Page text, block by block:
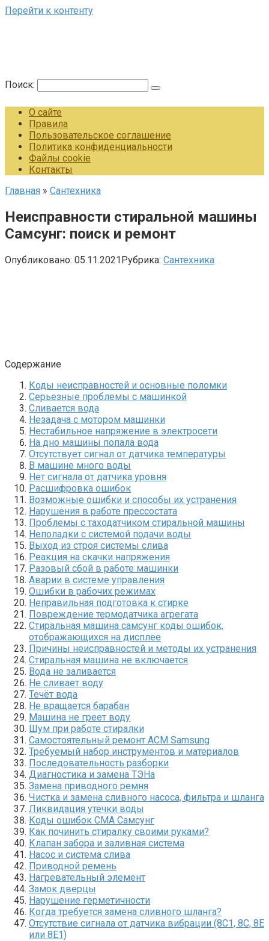
Перейти к контенту
Поиск:
О сайте
Правила
Пользовательское соглашение
Политика конфиденциальности
Файлы cookie
Контакты
Главная » Сантехника
Неисправности стиральной машины
Самсунг: поиск и ремонт
Опубликовано: 05.11.2021Рубрика: Сантехника
Содержание
Коды неисправностей и основные поломки
Серьезные проблемы с машинкой
Сливается вода
Незадача с мотором машинки
Нестабильное напряжение в электросети
На дно машины попала вода
Отсутствует сигнал от датчика температуры
В машине много воды
Нет сигнала от датчика уровня
Расшифровка ошибок
Возможные ошибки и способы их устранения
Нарушения в работе прессостата
Проблемы с таходатчиком стиральной машины
Неполадки с системой подачи воды
Выход из строя системы слива
Реакция на скачки напряжения
Разовый сбой в работе машинки
Аварии в системе управления
Ошибки в рабочих режимах
Неправильная подготовка к стирке
Повреждение термодатчика агрегата
Стиральная машина самсунг коды ошибок,
отображающихся на дисплее
Причины неисправностей и методы их устранения
Стиральная машина не включается
Вода не заливается
Не сливает воду
Течёт вода
Не вращается барабан
Машина не греет воду
Шум при работе стиралки
Самостоятельный ремонт АСМ Samsung
Требуемый набор инструментов и материалов
Последовательность разборки
Диагностика и замена ТЭНа
Замена приводного ремня
Чистка и замена сливного насоса, фильтра и шланга
Ликвидация утечки воды
Коды ошибок СМА Самсунг
Как починить стиралку своими руками?
Клапан забора и заливная система
Насос и система слива
Приводной ремень
Нагревательный элемент
Замок дверцы
Нарушение герметичности
Когда требуется замена сливного шланга?
Отсутствие сигнала от датчика вибрации (8С1, 8С, 8Е
или 8Е1)